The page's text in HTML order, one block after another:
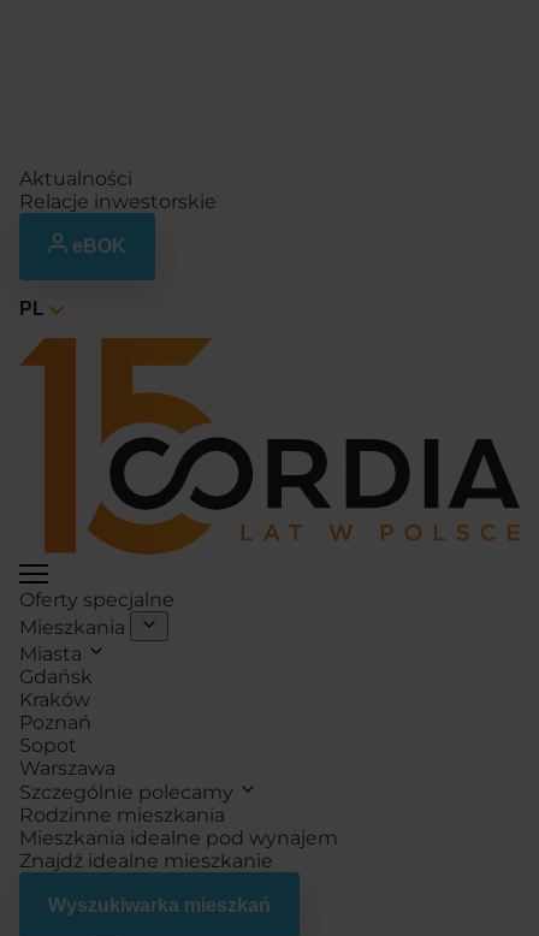
Aktualności
Relacje inwestorskie
eBOK
PL
Oferty specjalne
Mieszkania
Miasta
Gdańsk
Kraków
Poznań
Sopot
Warszawa
Szczególnie polecamy
Rodzinne mieszkania
Mieszkania idealne pod wynajem
Znajdź idealne mieszkanie
Wyszukiwarka mieszkań